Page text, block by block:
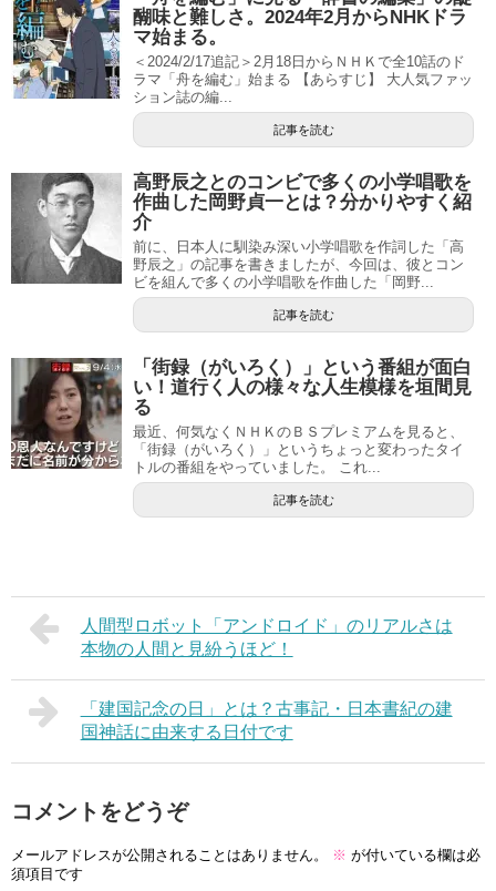
醐味と難しさ。2024年2月からNHKドラ
マ始まる。
＜2024/2/17追記＞2月18日からＮＨＫで全10話のド
ラマ「舟を編む」始まる 【あらすじ】 大人気ファッ
ション誌の編...
記事を読む
高野辰之とのコンビで多くの小学唱歌を
作曲した岡野貞一とは？分かりやすく紹
介
前に、日本人に馴染み深い小学唱歌を作詞した「高
野辰之」の記事を書きましたが、今回は、彼とコン
ビを組んで多くの小学唱歌を作曲した「岡野...
記事を読む
「街録（がいろく）」という番組が面白
い！道行く人の様々な人生模様を垣間見
る
最近、何気なくＮＨＫのＢＳプレミアムを見ると、
「街録（がいろく）」というちょっと変わったタイ
トルの番組をやっていました。 これ...
記事を読む
人間型ロボット「アンドロイド」のリアルさは
本物の人間と見紛うほど！
「建国記念の日」とは？古事記・日本書紀の建
国神話に由来する日付です
コメントをどうぞ
メールアドレスが公開されることはありません。 ※ が付いている欄は必
須項目です